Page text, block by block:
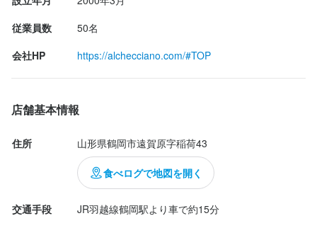
を予約しての訪問です！
スタッフさんがやさしくお出迎えしてくれて
従業員数
50名
会社HP
https://alchecciano.com/#TOP
店舗基本情報
住所 山形県鶴岡市遠賀原字稲荷43
食べログで地図を開く
交通手段
JR羽越線鶴岡駅より車で約15分